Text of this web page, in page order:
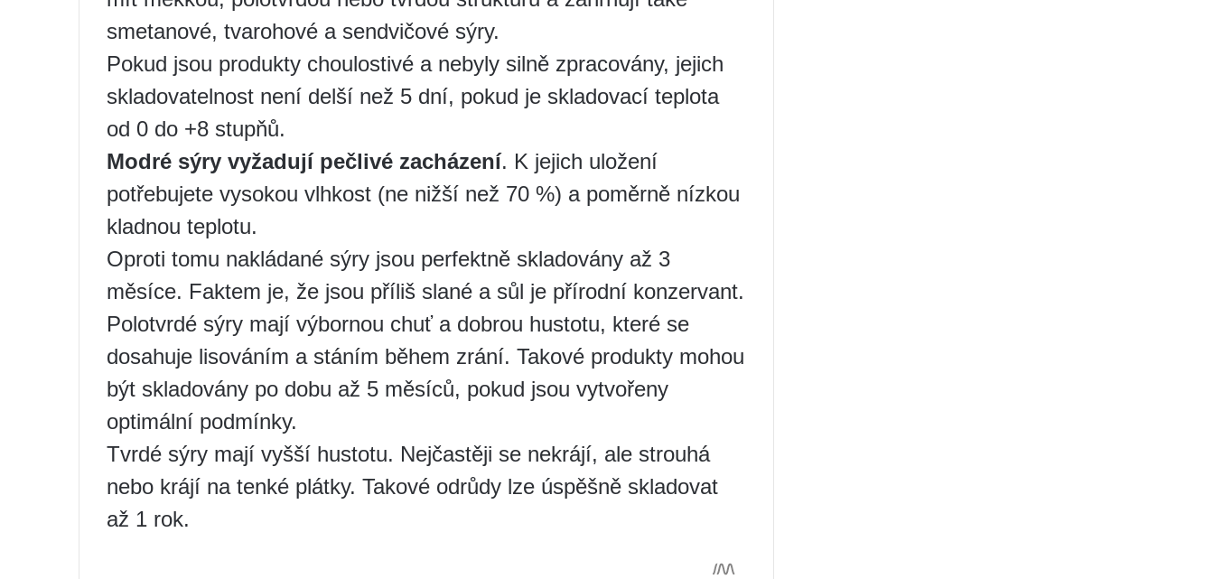
smetanové, tvarohové a sendvičové sýry.
Pokud jsou produkty choulostivé a nebyly silně zpracovány, jejich
skladovatelnost není delší než 5 dní, pokud je skladovací teplota
od 0 do +8 stupňů.
Modré sýry vyžadují pečlivé zacházení. K jejich uložení
potřebujete vysokou vlhkost (ne nižší než 70 %) a poměrně nízkou
kladnou teplotu.
Oproti tomu nakládané sýry jsou perfektně skladovány až 3
měsíce. Faktem je, že jsou příliš slané a sůl je přírodní konzervant.
Polotvrdé sýry mají výbornou chuť a dobrou hustotu, které se
dosahuje lisováním a stáním během zrání. Takové produkty mohou
být skladovány po dobu až 5 měsíců, pokud jsou vytvořeny
optimální podmínky.
Tvrdé sýry mají vyšší hustotu. Nejčastěji se nekrájí, ale strouhá
nebo krájí na tenké plátky. Takové odrůdy lze úspěšně skladovat
až 1 rok.